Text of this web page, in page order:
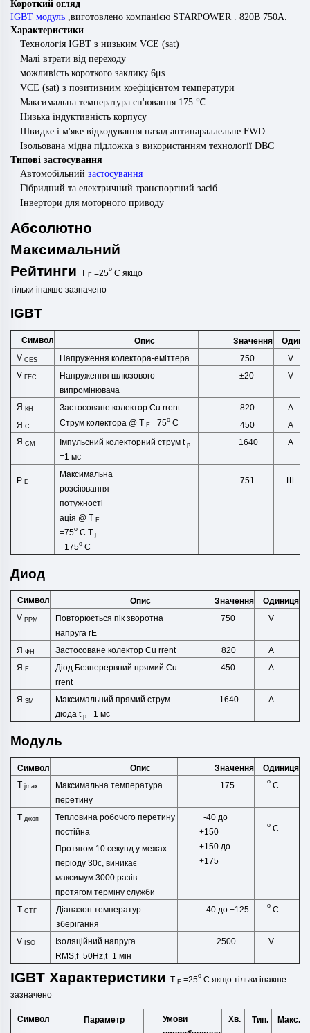
Короткий огляд
IGBT модуль виготовлено компанією STARPOWER 820В 750А.
Характеристики
Технологія IGBT з низьким VCE (sat)
Малі втрати від переходу
можливість короткого заклику 6μs
VCE (sat) з позитивним коефіцієнтом температури
Максимальна температура сп'ювання 175 ℃
Низька індуктивність корпусу
Швидке і м'яке відкодування назад антипараллельне FWD
Ізольована мідна підложка з використанням технології DBC
Типові застосування
Автомобільний застосування
Гібридний та електричний транспортний засіб
Інвертори для моторного приводу
Абсолютно
Максимальний
Рейтинги T F =25o C якщо
тільки інакше зазначено
IGBT
Символ Опис Значення
VCES Напруження колектора-еміттера 750
V
VГЕС
Напруження шлюзового
випромінювача
±20 V
ЯКН Застосоване колектор Current 820
А
ЯC Струм колектора @ TF=75o C 450
А
ЯCM Імпульсний колекторний струм tp
=1 мс
1640 А
PD
Максимальна
розсіювання
потужності
ація @TF
=75o CTj
=175o C
751 Ш
Диод
Символ Опис Значення
Одиниця
VРРМ
Повторюється пік зворотна
напругагЕ
750 V
ЯФН Застосоване колектор Current 820
А
ЯF
Діод Безперервний прямий Cu
rrent
450 А
ЯЗМ
Максимальний прямий струм
діода tp=1 мс
1640 А
Модуль
Символ Опис Значення
Одиниця
T jmax
Максимальна температура
перетину
175 o C
T джоп
Тепловина робочого перетину
постійна
Протягом 10 секунд у межах
періоду 30с, виникає
максимум 3000 разів
протягом терміну служби
-40 до
+150
+150 до
+175
o C
T СТГ
Діапазон температур
зберігання
-40 до +125 o C
V ISO
Ізоляційний напруга
RMS,f=50Hz,t=1мін
2500 V
IGBT Характеристики T F =25o C якщо тільки інакше
зазначено
Символ Параметр
Умови
Хв. Тип. Макс.